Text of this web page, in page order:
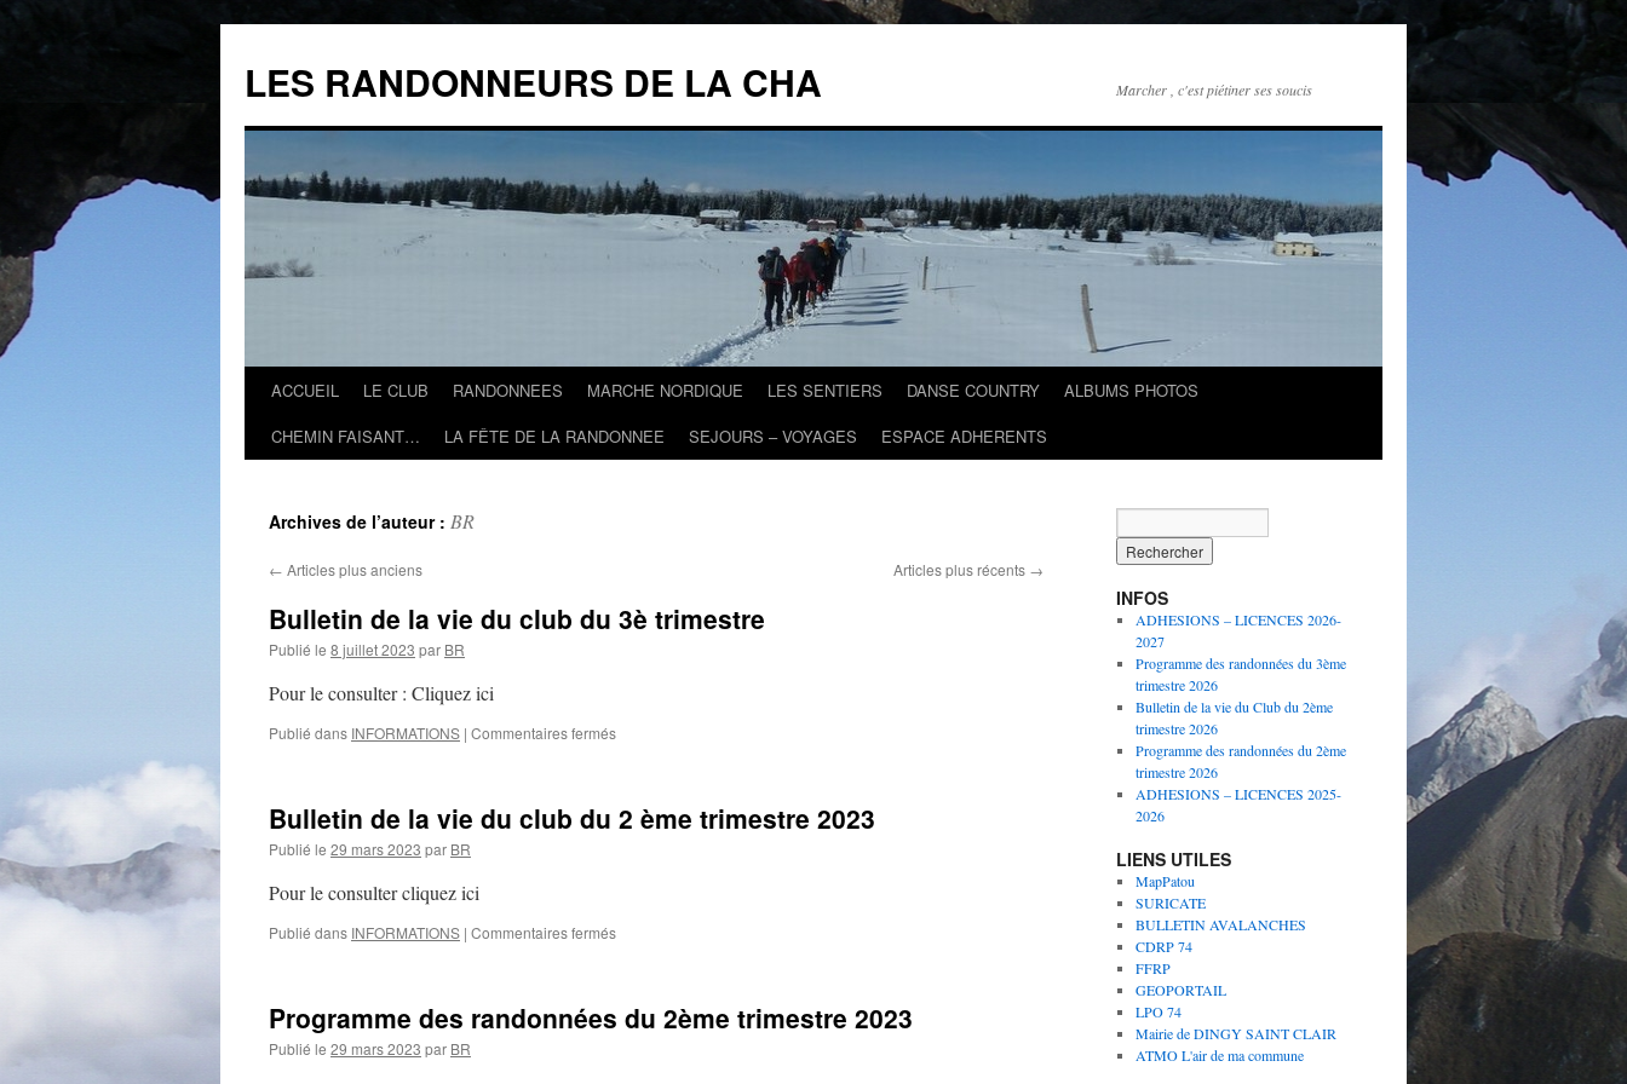
contenu
LES RANDONNEURS DE LA CHA Marcher , c'est piétiner ses soucis
ACCUEIL LE CLUB RANDONNEES MARCHE NORDIQUE LES SENTIERS DANSE COUNTRY
ALBUMS PHOTOS
CHEMIN FAISANT…
LA FÊTE DE LA RANDONNEE SEJOURS – VOYAGES ESPACE ADHERENTS
Archives de l’auteur : BR
← Articles plus anciens Articles plus récents →
Bulletin de la vie du club du 3è trimestre
Publié le 8 juillet 2023 par BR
Pour le consulter : Cliquez ici
Publié dans INFORMATIONS | Commentaires ferméssur
vie
Bulletin de la vie du club du 2 ème trimestre 2023
Publié le 29 mars 2023 par BR
Pour le consulter cliquez ici
Publié dans INFORMATIONS | Commentaires ferméssur
vie
Programme des randonnées du 2ème trimestre 2023
Publié le 29 mars 2023 par BR
INFOS
ADHESIONS – LICENCES 2026-
2027
Programme des randonnées du 3ème
trimestre 2026
Bulletin de la vie du Club du 2ème
trimestre 2026
Programme des randonnées du 2ème
trimestre 2026
ADHESIONS – LICENCES 2025-
2026
LIENS UTILES
MapPatou
SURICATE
BULLETIN AVALANCHES
CDRP 74
FFRP
GEOPORTAIL
LPO 74
Mairie de DINGY SAINT CLAIR
ATMO L'air de ma commune